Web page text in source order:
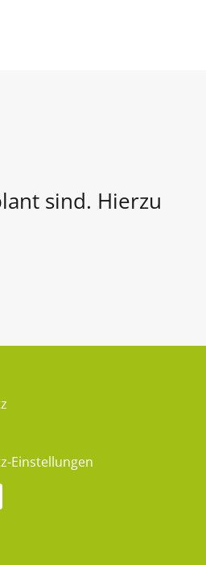
sind. Hierzu
Einstellungen